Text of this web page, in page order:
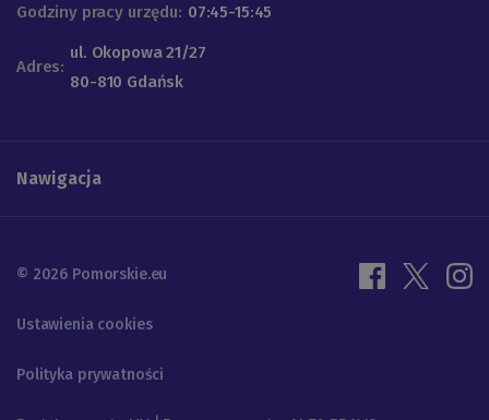
Godziny pracy urzędu: 07:45-15:45
Adres:
ul. Okopowa 21/27
80-810 Gdańsk
Nawigacja
© 2026 Pomorskie.eu
Ustawienia cookies
Polityka prywatności